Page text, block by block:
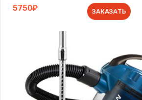
5750₽ ЗАКАЗАТЬ